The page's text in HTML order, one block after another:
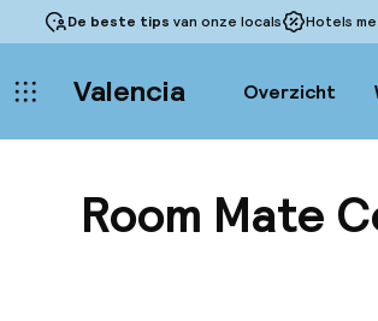
De beste tips van onze locals Hotels
Valencia Overzicht
Room Mate